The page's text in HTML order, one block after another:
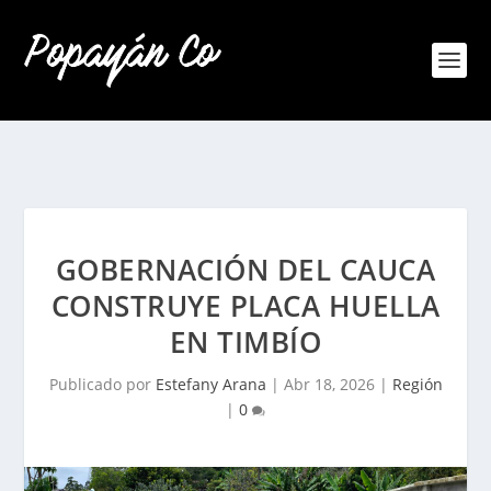
GOBERNACIÓN DEL CAUCA
CONSTRUYE PLACA HUELLA
EN TIMBÍO
Publicado por Estefany Arana | Abr 18, 2026| Región
| 0